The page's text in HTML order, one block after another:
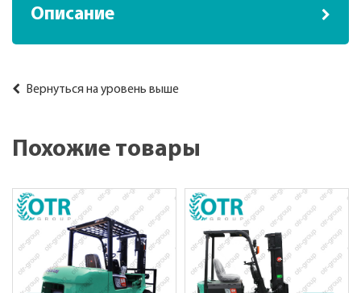
Описание
Вернуться на уровень выше
Похожие товары